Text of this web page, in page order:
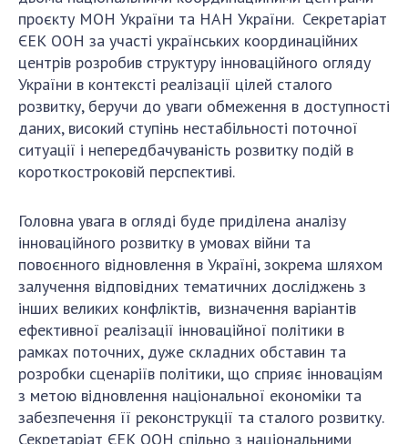
МЕДІА ПРО НАС
АКАДЕМІЯ КОМЕНТУЄ
КОНТАКТИ
ПРОФСПІЛКА НАН УКРАЇНИ
КАБІНЕТ
проєкту МОН України та НАН України. Секретаріат
ЄЕК ООН за участі українських координаційних
центрів розробив структуру інноваційного огляду
України в контексті реалізації цілей сталого
розвитку, беручи до уваги обмеження в доступності
даних, високий ступінь нестабільності поточної
ситуації і непередбачуваність розвитку подій в
короткостроковій перспективі.
Головна увага в огляді буде приділена аналізу
інноваційного розвитку в умовах війни та
повоєнного відновлення в Україні, зокрема шляхом
залучення відповідних тематичних досліджень з
інших великих конфліктів, визначення варіантів
ефективної реалізації інноваційної політики в
рамках поточних, дуже складних обставин та
розробки сценаріїв політики, що сприяє інноваціям
з метою відновлення національної економіки та
забезпечення її реконструкції та сталого розвитку.
Секретаріат ЄЕК ООН спільно з національними